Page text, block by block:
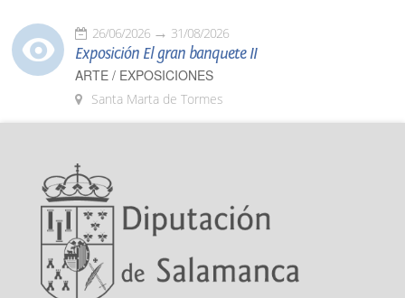
26/06/2026 31/08/2026
Exposición El gran banquete II
ARTE / EXPOSICIONES
Santa Marta de Tormes